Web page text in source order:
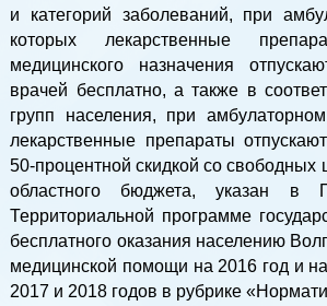
и категорий заболеваний, при
которых лекарственные
медицинского назначения
врачей бесплатно, а также в
групп населения, при
лекарственные препараты
50-процентной скидкой со свободных
областного бюджета, указан в
Территориальной программе
бесплатного оказания населению
медицинской помощи на 2016 год и
2017 и 2018 годов в рубрике